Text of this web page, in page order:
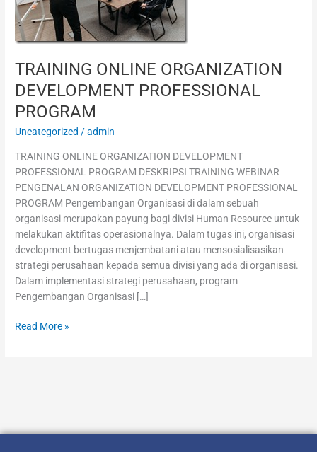
TRAINING ONLINE ORGANIZATION
DEVELOPMENT PROFESSIONAL
PROGRAM
Uncategorized /admin
TRAINING ONLINE ORGANIZATION DEVELOPMENT
PROFESSIONAL PROGRAM DESKRIPSI TRAINING WEBINAR
PENGENALAN ORGANIZATION DEVELOPMENT PROFESSIONAL
PROGRAM Pengembangan Organisasi di dalam sebuah
organisasi merupakan payung bagi divisi Human Resource untuk
melakukan aktifitas operasionalnya. Dalam tugas ini, organisasi
development bertugas menjembatani atau mensosialisasikan
strategi perusahaan kepada semua divisi yang ada di organisasi.
Dalam implementasi strategi perusahaan, program
Pengembangan Organisasi […]
PROGRAM
Read More »